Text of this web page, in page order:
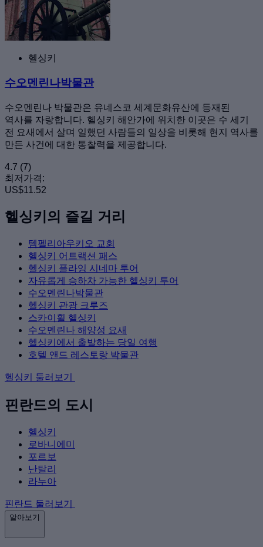
헬싱키
수오멘린나박물관
수오멘린나 박물관은 유네스코 세계문화유산에 등재된
역사를 자랑합니다. 헬싱키 해안가에 위치한 이곳은 수 세기
전 요새에서 살며 일했던 사람들의 일상을 비롯해 현지 역사를
만든 사건에 대한 통찰력을 제공합니다.
4.7 (7)
최저가격:
US$11.52
헬싱키의 즐길 거리
템펠리아우키오 교회
헬싱키 어트랙션 패스
헬싱키 플라잉 시네마 투어
자유롭게 승하차 가능한 헬싱키 투어
수오멘린나박물관
헬싱키 관광 크루즈
스카이휠 헬싱키
수오멘린나 해양성 요새
헬싱키에서 출발하는 당일 여행
호텔 앤드 레스토랑 박물관
헬싱키 둘러보기
핀란드의 도시
헬싱키
로바니에미
포르보
난탈리
라누아
핀란드 둘러보기
알아보기